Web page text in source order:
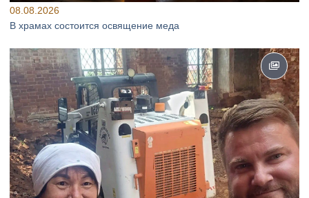
08.08.2026
В храмах состоится освящение меда